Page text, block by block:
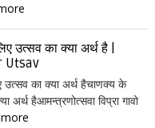
उत्सव का क्या अर्थ है |
Utsav
का क्या अर्थ हैचाणक्य के
हैआमन्त्रणोत्सवा विप्रा गावो